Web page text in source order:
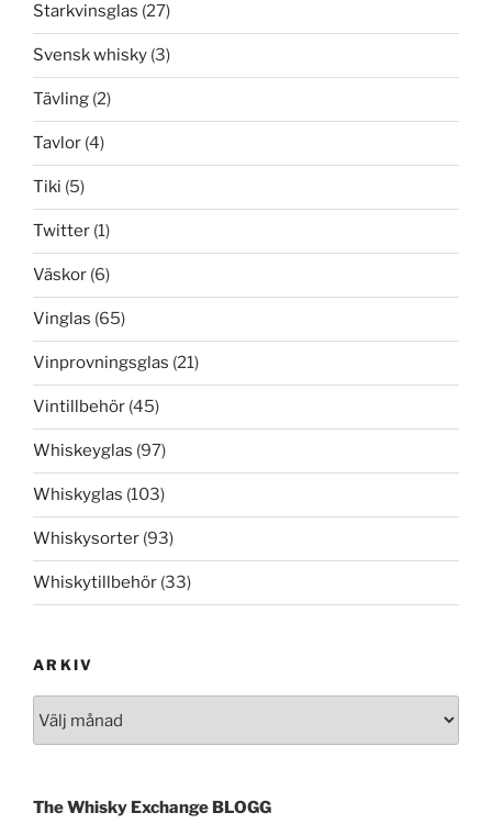
Starkvinsglas (27)
Svensk whisky (3)
Tävling (2)
Tavlor (4)
Tiki (5)
Twitter (1)
Väskor (6)
Vinglas (65)
Vinprovningsglas (21)
Vintillbehör (45)
Whiskeyglas (97)
Whiskyglas (103)
Whiskysorter (93)
Whiskytillbehör (33)
ARKIV
The Whisky Exchange BLOGG